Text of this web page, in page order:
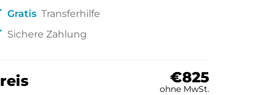
Gratis Transferhilfe
Sichere Zahlung
€825
ohne MwSt.